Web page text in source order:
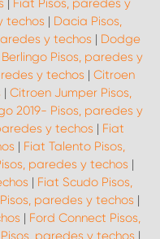
| Fiat Pisos, paredes y
techos | Dacia Pisos,
y techos | Dodge
Pisos, paredes y
y techos | Citroen
| Citroen Jumper Pisos,
2019- Pisos, paredes y
y techos | Fiat
| Fiat Talento Pisos,
paredes y techos |
| Fiat Scudo Pisos,
paredes y techos |
| Ford Connect Pisos,
paredes y techos |